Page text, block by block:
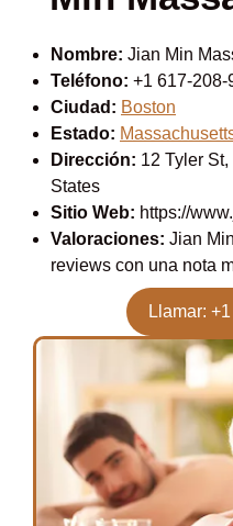
Nombre: Jian Min
Teléfono: +1 617-208-
Ciudad: Boston
Estado:
Dirección: 12 Tyler
States
Sitio Web: https://
Valoraciones: Jian
reviews con una nota
Llamar: